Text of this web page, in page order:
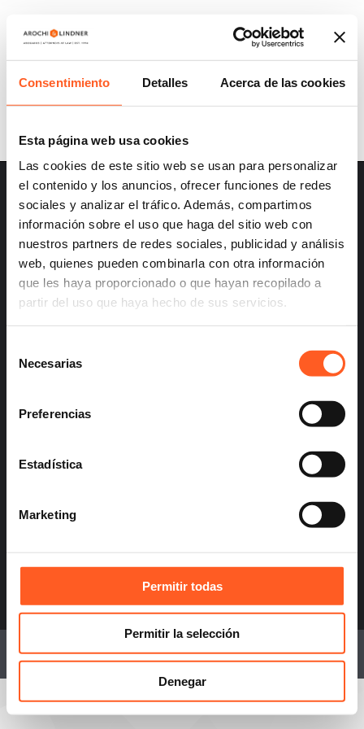
Consentimiento Detalles Acerca de las cookies
Esta página web usa cookies
Las cookies de este sitio web se usan para personalizar
el contenido y los anuncios, ofrecer funciones de redes
sociales y analizar el tráfico. Además, compartimos
información sobre el uso que haga del sitio web con
nuestros partners de redes sociales, publicidad y análisis
web, quienes pueden combinarla con otra información
que les haya proporcionado o que hayan recopilado a
partir del uso que haya hecho de sus servicios.
Necesarias
Preferencias
Estadística
Marketing
Permitir todas
Permitir la selección
Denegar
A&L UPDATES | GENERAL LAW ON
ADEQUATE AND SUSTAINABLE FOOD
– Careers
– Terms and Conditions
– Privacy
+52 55 5095 2050